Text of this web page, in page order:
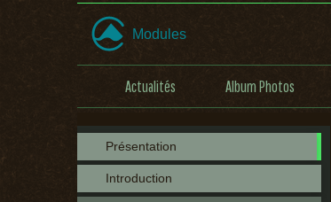
Modules
Actualités Album Photos
Présentation
Introduction